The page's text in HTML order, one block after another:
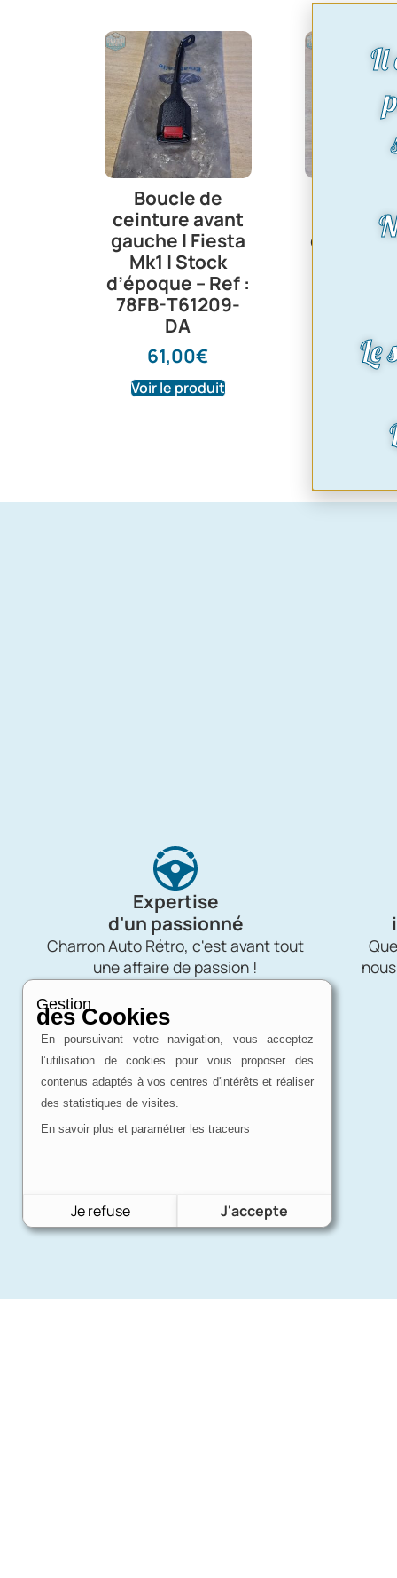
Boucle de
ceinture avant
gauche | Fiesta
Mk1 | Stock
d’époque – Ref :
78FB-T61209-
DA
61,00€
Voir le produit
feux
détresse
46,00
Expertise
d'un passionné
Charron Auto Rétro, c'est avant tout
une affaire de passion !
Gestion
des Cookies
En poursuivant votre navigation, vous acceptez
l’utilisation de cookies pour vous proposer des
contenus adaptés à vos centres d'intérêts et réaliser
des statistiques de visites.
En savoir plus et paramétrer les traceurs
Je refuse J'accepte
Il
Le